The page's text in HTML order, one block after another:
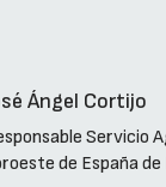
Ángel Cortijo
Servicio
de España